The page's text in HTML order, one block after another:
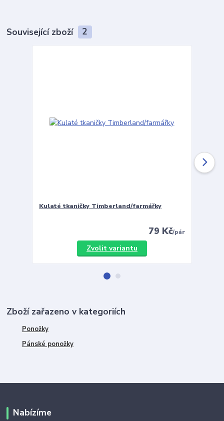
Související zboží 2
Kulaté tkaničky Timberland/farmářky
79 Kč/pár
Zvolit variantu
Zboží zařazeno v kategoriích
Ponožky
Pánské ponožky
Nabízíme